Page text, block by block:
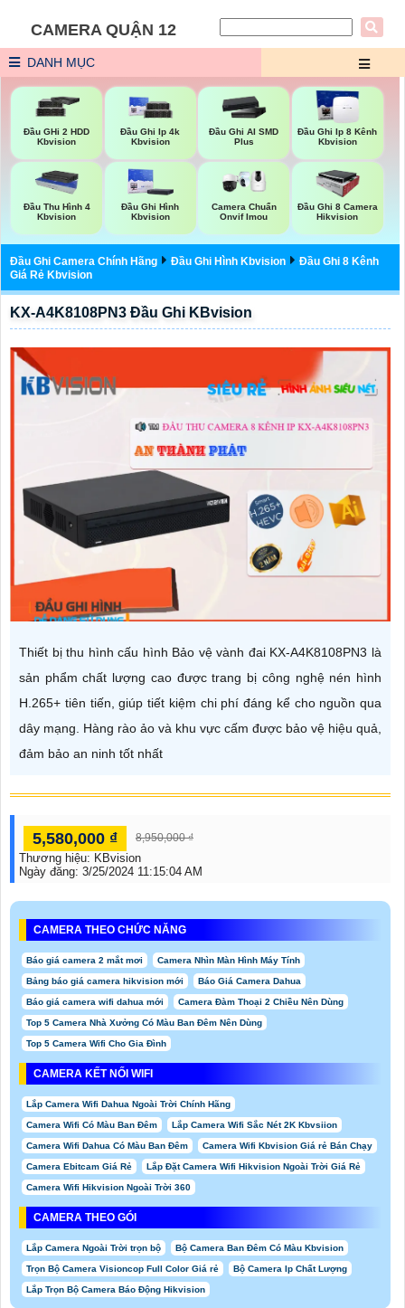
CAMERA QUẬN 12
DANH MỤC
Đầu GHi 2 HDD
Kbvision
Đầu Ghi Ip 4k
Kbvision
Đầu Ghi AI SMD
Plus
Đầu Ghi Ip 8 Kênh
Kbvision
Đầu Thu Hình 4
Kbvision
Đầu Ghi Hình
Kbvision
Camera Chuẩn
Onvif Imou
Đầu Ghi 8 Camera
Hikvision
Đầu Ghi Camera Chính Hãng Đầu Ghi Hình Kbvision
Đầu Ghi 8 Kênh
Giá Rẻ Kbvision
KX-A4K8108PN3 Đầu Ghi KBvision
Thiết bị thu hình cấu hình Bảo vệ vành đai KX-A4K8108PN3 là
sản phẩm chất lượng cao được trang bị công nghệ nén hình
H.265+ tiên tiến, giúp tiết kiệm chi phí đáng kể cho nguồn qua
dây mạng. Hàng rào ảo và khu vực cấm được bảo vệ hiệu quả,
đảm bảo an ninh tốt nhất
5,580,000 ₫ 8,950,000 ₫
Thương hiệu: KBvision
Ngày đăng: 3/25/2024 11:15:04 AM
CAMERA THEO CHỨC NĂNG
Báo giá camera 2 mắt mơi Camera Nhìn Màn Hình Máy Tính
Bảng báo giá camera hikvision mới Báo Giá Camera Dahua
Báo giá camera wifi dahua mới Camera Đàm Thoại 2 Chiều Nên Dùng
Top 5 Camera Nhà Xưởng Có Màu Ban Đêm Nên Dùng
Top 5 Camera Wifi Cho Gia Đình
CAMERA KẾT NỐI WIFI
Lắp Camera Wifi Dahua Ngoài Trời Chính Hãng
Camera Wifi Có Màu Ban Đêm Lắp Camera Wifi Sắc Nét 2K Kbvsiion
Camera Wifi Dahua Có Màu Ban Đêm Camera Wifi Kbvision Giá rẻ Bán Chạy
Camera Ebitcam Giá Rẻ Lắp Đặt Camera Wifi Hikvision Ngoài Trời Giá Rẻ
Camera Wifi Hikvision Ngoài Trời 360
CAMERA THEO GÓI
Lắp Camera Ngoài Trời trọn bộ Bộ Camera Ban Đêm Có Màu Kbvision
Trọn Bộ Camera Visioncop Full Color Giá rẻ Bộ Camera Ip Chất Lượng
Lắp Trọn Bộ Camera Báo Động Hikvision